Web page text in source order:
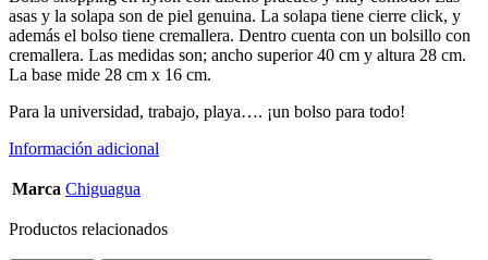
asas y la solapa son de piel genuina. La solapa tiene cierre click, y
además el bolso tiene cremallera. Dentro cuenta con un bolsillo con
cremallera. Las medidas son; ancho superior 40 cm y altura 28 cm.
La base mide 28 cm x 16 cm.
Para la universidad, trabajo, playa…. ¡un bolso para todo!
Información adicional
Marca Chiguagua
Productos relacionados